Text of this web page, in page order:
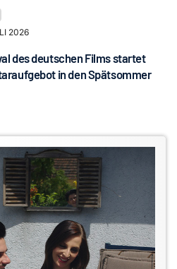
2026
des deutschen Films startet
in den Spätsommer